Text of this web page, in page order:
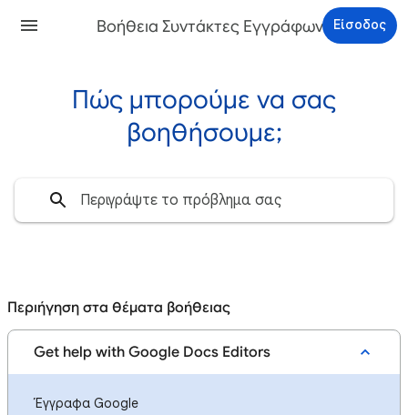
Βοήθεια Συντάκτες Εγγράφων Είσοδος
Πώς μπορούμε να σας
βοηθήσουμε;
Περιήγηση στα θέματα βοήθειας
Get help with Google Docs Editors
Έγγραφα Google